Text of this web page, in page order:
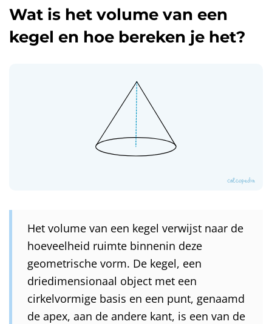
Wat is het volume van een
kegel en hoe bereken je het?
Het volume van een kegel verwijst naar de
hoeveelheid ruimte binnenin deze
geometrische vorm. De kegel, een
driedimensionaal object met een
cirkelvormige basis en een punt, genaamd
de apex, aan de andere kant, is een van de